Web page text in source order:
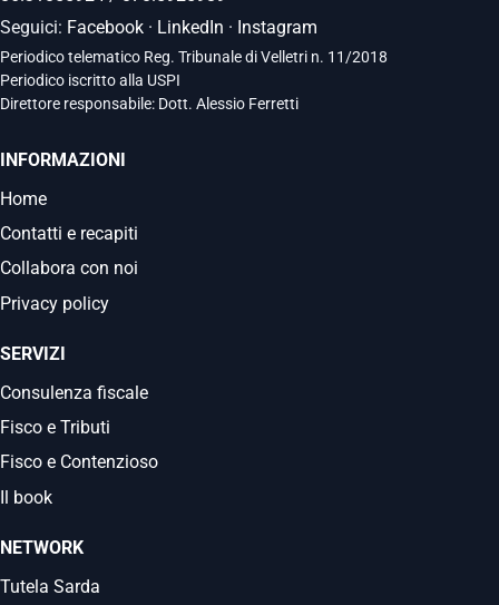
Seguici: Facebook · LinkedIn · Instagram
Periodico telematico Reg. Tribunale di Velletri n. 11/2018
Periodico iscritto alla USPI
Direttore responsabile: Dott. Alessio Ferretti
INFORMAZIONI
Home
Contatti e recapiti
Collabora con noi
Privacy policy
SERVIZI
Consulenza fiscale
Fisco e Tributi
Fisco e Contenzioso
Il book
NETWORK
Tutela Sarda